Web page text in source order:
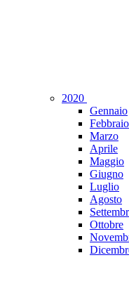
2020
Gennaio
Febbraio
Marzo
Aprile
Maggio
Giugno
Luglio
Agosto
Ottobre